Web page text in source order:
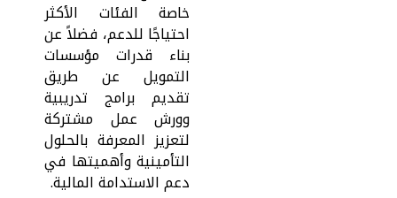
خاصة الفئات الأكثر
احتياجًا للدعم، فضلاً عن
بناء قدرات مؤسسات
التمويل عن طريق
تقديم برامج تدريبية
وورش عمل مشتركة
لتعزيز المعرفة بالحلول
التأمينية وأهميتها في
دعم الاستدامة المالية.